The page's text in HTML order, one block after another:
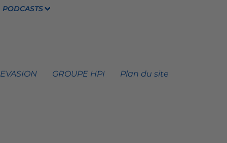
PODCASTS
GROUPE HPI Plan du site